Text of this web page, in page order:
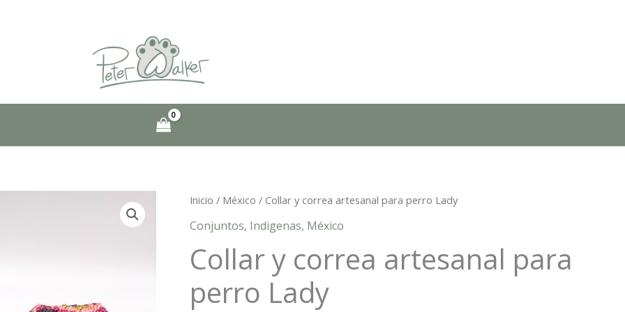
Inicio / México / Collar y correa artesanal para perro Lady
Conjuntos, Indigenas, México
Collar y correa artesanal para
perro Lady